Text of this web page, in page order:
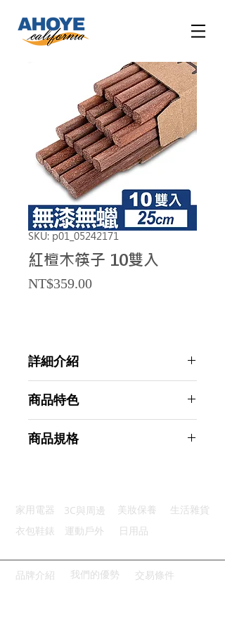
SKU: p01_05242171
紅檀木筷子 10雙入
NT$359.00Price
詳細介紹
商品特色
天然無漆：抗菌防霉，天然無上漆
商品規格
商品尺寸：23*1.5*0.8cm
商品重量(g)：20
代理商：亞桓有限公司
家用電器 3C與周邊 美妝保養
生活雜貨
衣包鞋錶
運動戶外 日用品
品牌介紹 我們的優勢 交易條件